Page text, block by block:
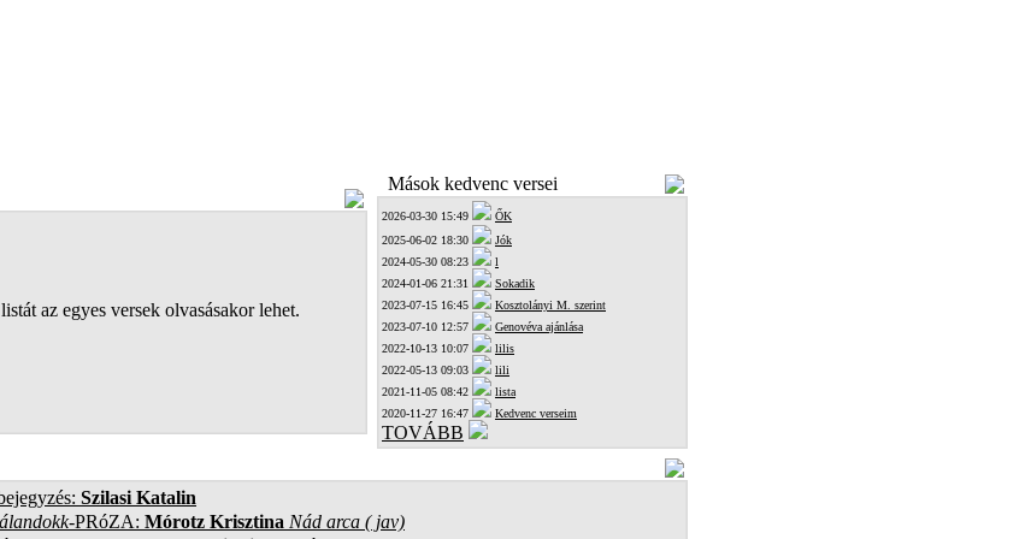
az egyes versek olvasásakor lehet.
Mások kedvenc versei
2026-03-30 15:49
ŐK
2025-06-02 18:30
Jók
2024-05-30 08:23
l
2024-01-06 21:31
Sokadik
2023-07-15 16:45
Kosztolányi M. szerint
2023-07-10 12:57
Genovéva ajánlása
2022-10-13 10:07
lilis
2022-05-13 09:03
lili
2021-11-05 08:42
lista
2020-11-27 16:47
Kedvenc verseim
TOVÁBB
Szilasi Katalin
-PRóZA: Mórotz Krisztina Nád arca ( jav)